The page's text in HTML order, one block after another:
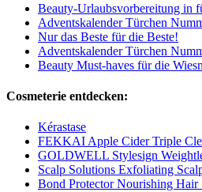
Beauty-Urlaubsvorbereitung in
Adventskalender Türchen
Nur das Beste für die Beste!
Adventskalender Türchen
Beauty Must-haves für die Wiesn
Cosmeterie entdecken:
Kérastase
FEKKAI Apple Cider Triple
GOLDWELL Stylesign
Scalp Solutions Exfoliating
Bond Protector Nourishing Hair